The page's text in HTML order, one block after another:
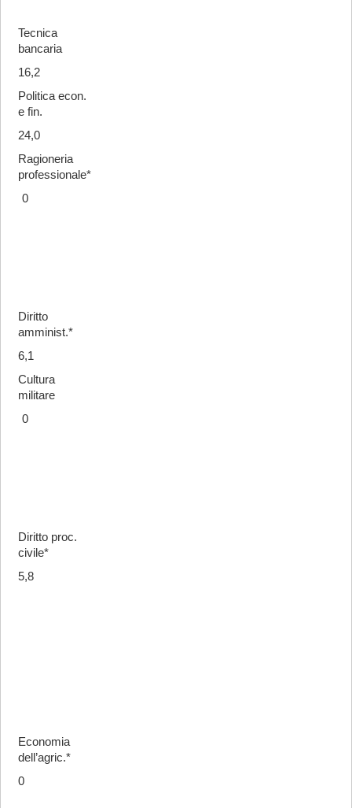
Tecnica
bancaria
16,2
Politica econ.
e fin.
24,0
Ragioneria
professionale*
0
Diritto
amminist.*
6,1
Cultura
militare
0
Diritto proc.
civile*
5,8
Economia
dell’agric.*
0